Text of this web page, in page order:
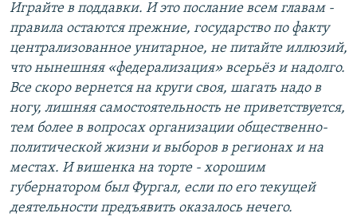
Играйте в поддавки. И это послание всем главам -
правила остаются прежние, государство по факту
централизованное унитарное, не питайте иллюзий,
что нынешняя «федерализация» всерьёз и надолго.
Все скоро вернется на круги своя, шагать надо в
ногу, лишняя самостоятельность не приветствуется,
тем более в вопросах организации общественно-
политической жизни и выборов в регионах и на
местах. И вишенка на торте - хорошим
губернатором был Фургал, если по его текущей
деятельности предъявить оказалось нечего.